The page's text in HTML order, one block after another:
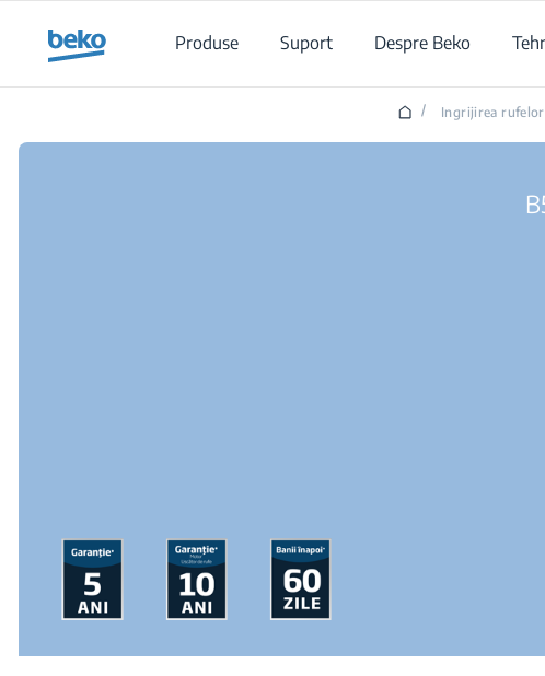
Produse
Suport Despre Beko
/ Ingrijirea rufelor